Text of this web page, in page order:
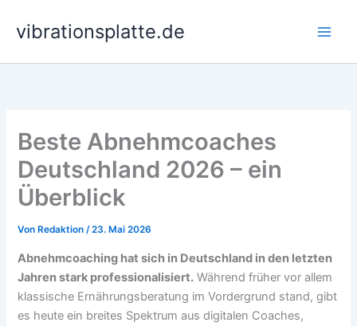
Inhaltvibrationsplatte.de
Beste Abnehmcoaches
Deutschland 2026 – ein
Überblick
Von Redaktion/23. Mai 2026
Abnehmcoaching hat sich in Deutschland in den letzten
Jahren stark professionalisiert. Während früher vor allem
klassische Ernährungsberatung im Vordergrund stand, gibt
es heute ein breites Spektrum aus digitalen Coaches,